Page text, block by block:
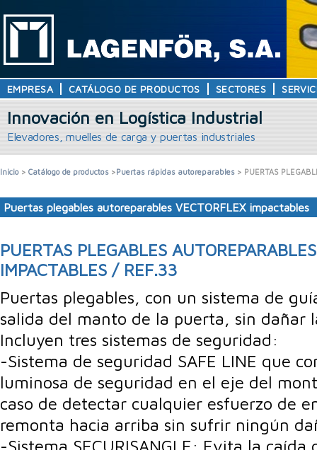
EMPRESA CATÁLOGO DE PRODUCTOS SECTORES
Innovación en Logística Industrial
Elevadores, muelles de carga y puertas industriales
Inicio > Catálogo de productos >Puertas rápidas autoreparables > PUERTAS
Puertas plegables autoreparables VECTORFLEX impactables
PUERTAS PLEGABLES
IMPACTABLES / REF.33
Puertas plegables, con un sistema de
salida del manto de la puerta, sin dañar
Incluyen tres sistemas de seguridad:
-Sistema de seguridad SAFE LINE que
luminosa de seguridad en el eje del
caso de detectar cualquier esfuerzo de
remonta hacia arriba sin sufrir ningún
-Sistema SECURISANGLE: Evita la